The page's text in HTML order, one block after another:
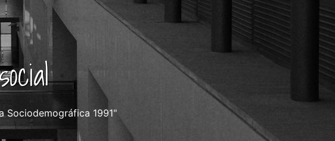
Sociodemográfica 1991"